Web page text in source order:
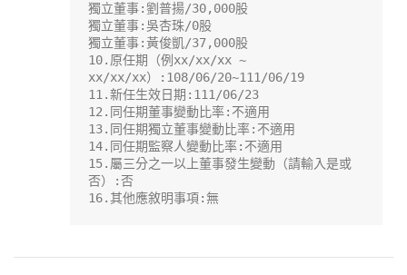
獨立董事:劉普揚/30,000股
獨立董事:吳杏珠/0股
獨立董事:黃俊凱/37,000股
10.原任期（例xx/xx/xx ~
xx/xx/xx）:108/06/20~111/06/19
11.新任生效日期:111/06/23
12.同任期董事變動比率:不適用
13.同任期獨立董事變動比率:不適用
14.同任期監察人變動比率:不適用
15.屬三分之一以上董事發生變動（請輸入是或
否）:否
16.其他應敘明事項:無